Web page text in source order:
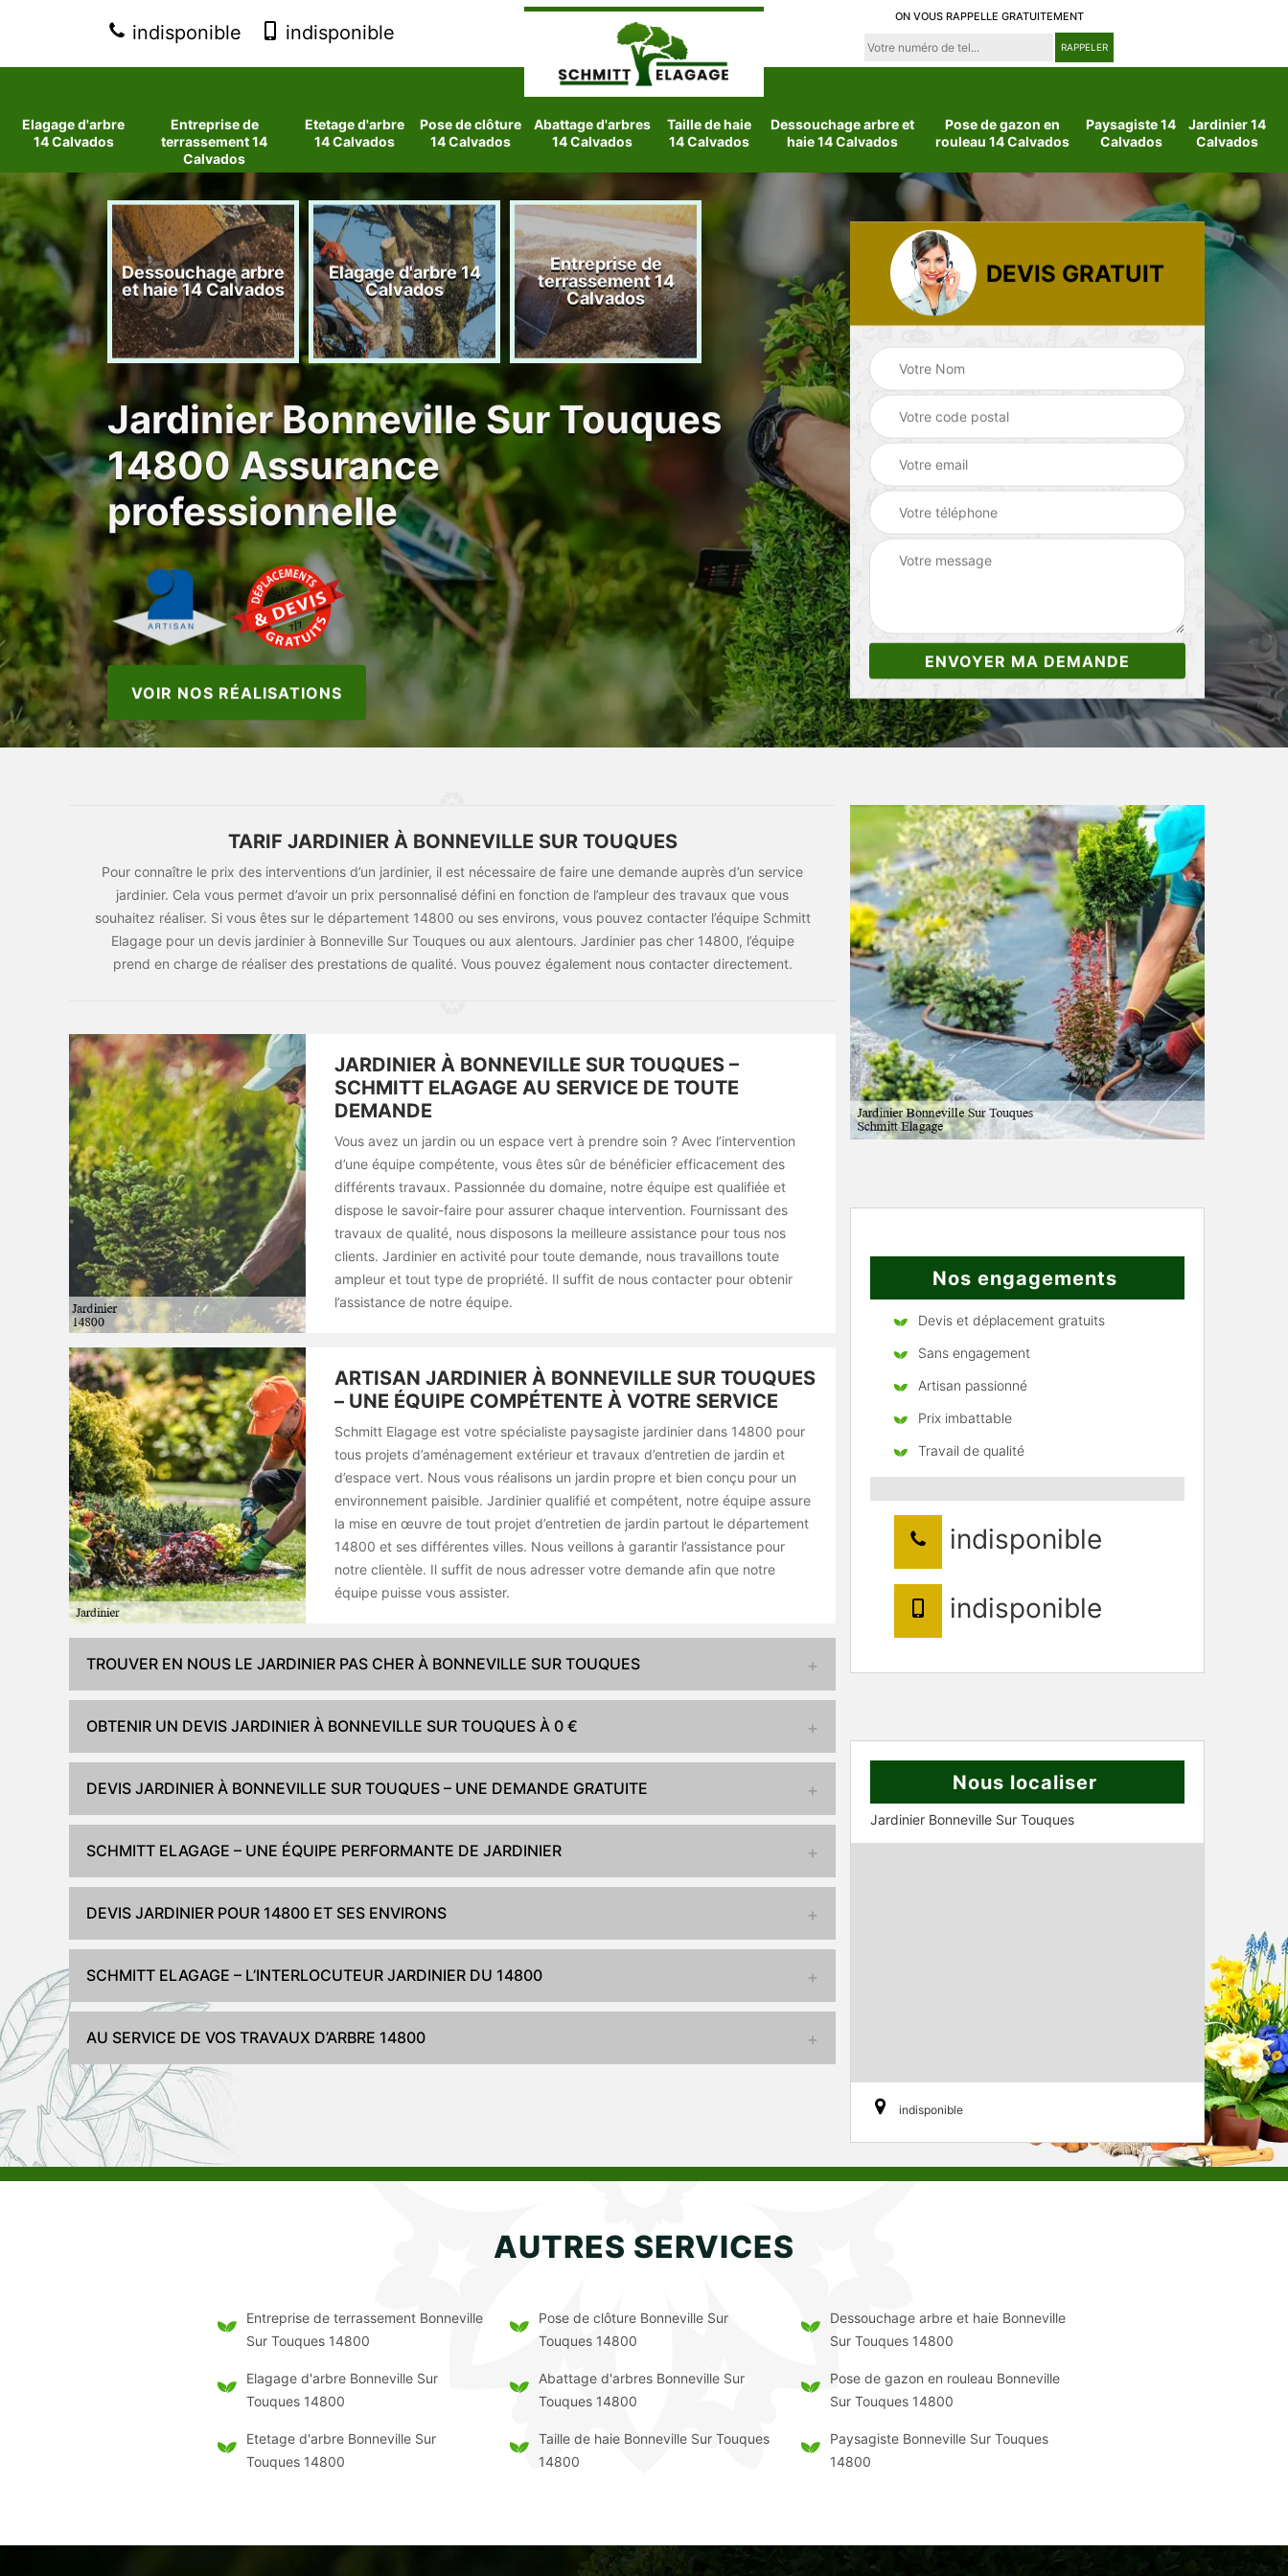
indisponible indisponible
ON VOUS RAPPELLE GRATUITEMENT
Elagage d'arbre
14 Calvados
Entreprise de
terrassement 14
Calvados
Etetage d'arbre
14 Calvados
Pose de clôture
14 Calvados
Abattage d'arbres
14 Calvados
Taille de haie
14 Calvados
Dessouchage arbre et
haie 14 Calvados
Pose de gazon en
rouleau 14 Calvados
Paysagiste 14
Calvados
Jardinier 14
Calvados
d'arbres
Dessouchage arbre
et haie 14 Calvados
Elagage d'arbre 14
Calvados
Entreprise de
terrassement 14
Calvados
Etetage d'arbre 14
Calvados
Jardinier 14
Calvados
Paysagiste 14
Jardinier Bonneville Sur Touques
14800 Assurance
professionnelle
VOIR NOS RÉALISATIONS
DEVIS GRATUIT
TARIF JARDINIER À BONNEVILLE SUR TOUQUES
Pour connaître le prix des interventions d’un jardinier, il est nécessaire de faire une demande auprès d’un service
jardinier. Cela vous permet d’avoir un prix personnalisé défini en fonction de l’ampleur des travaux que vous
souhaitez réaliser. Si vous êtes sur le département 14800 ou ses environs, vous pouvez contacter l’équipe Schmitt
Elagage pour un devis jardinier à Bonneville Sur Touques ou aux alentours. Jardinier pas cher 14800, l’équipe
prend en charge de réaliser des prestations de qualité. Vous pouvez également nous contacter directement.
JARDINIER À BONNEVILLE SUR TOUQUES –
SCHMITT ELAGAGE AU SERVICE DE TOUTE
DEMANDE
Vous avez un jardin ou un espace vert à prendre soin ? Avec l’intervention
d’une équipe compétente, vous êtes sûr de bénéficier efficacement des
différents travaux. Passionnée du domaine, notre équipe est qualifiée et
dispose le savoir-faire pour assurer chaque intervention. Fournissant des
travaux de qualité, nous disposons la meilleure assistance pour tous nos
clients. Jardinier en activité pour toute demande, nous travaillons toute
ampleur et tout type de propriété. Il suffit de nous contacter pour obtenir
l’assistance de notre équipe.
ARTISAN JARDINIER À BONNEVILLE SUR TOUQUES
– UNE ÉQUIPE COMPÉTENTE À VOTRE SERVICE
Schmitt Elagage est votre spécialiste paysagiste jardinier dans 14800 pour
tous projets d’aménagement extérieur et travaux d’entretien de jardin et
d’espace vert. Nous vous réalisons un jardin propre et bien conçu pour un
environnement paisible. Jardinier qualifié et compétent, notre équipe assure
la mise en œuvre de tout projet d’entretien de jardin partout le département
14800 et ses différentes villes. Nous veillons à garantir l’assistance pour
notre clientèle. Il suffit de nous adresser votre demande afin que notre
équipe puisse vous assister.
TROUVER EN NOUS LE JARDINIER PAS CHER À BONNEVILLE SUR TOUQUES
OBTENIR UN DEVIS JARDINIER À BONNEVILLE SUR TOUQUES À 0 €
DEVIS JARDINIER À BONNEVILLE SUR TOUQUES – UNE DEMANDE GRATUITE
SCHMITT ELAGAGE – UNE ÉQUIPE PERFORMANTE DE JARDINIER
DEVIS JARDINIER POUR 14800 ET SES ENVIRONS
SCHMITT ELAGAGE – L’INTERLOCUTEUR JARDINIER DU 14800
AU SERVICE DE VOS TRAVAUX D’ARBRE 14800
Nos engagements
Devis et déplacement gratuits
Sans engagement
Artisan passionné
Prix imbattable
Travail de qualité
indisponible
indisponible
Nous localiser
Jardinier Bonneville Sur Touques
indisponible
AUTRES SERVICES
Entreprise de terrassement Bonneville
Sur Touques 14800
Elagage d'arbre Bonneville Sur
Touques 14800
Etetage d'arbre Bonneville Sur
Touques 14800
Pose de clôture Bonneville Sur
Touques 14800
Abattage d'arbres Bonneville Sur
Touques 14800
Taille de haie Bonneville Sur Touques
14800
Dessouchage arbre et haie Bonneville
Sur Touques 14800
Pose de gazon en rouleau Bonneville
Sur Touques 14800
Paysagiste Bonneville Sur Touques
14800